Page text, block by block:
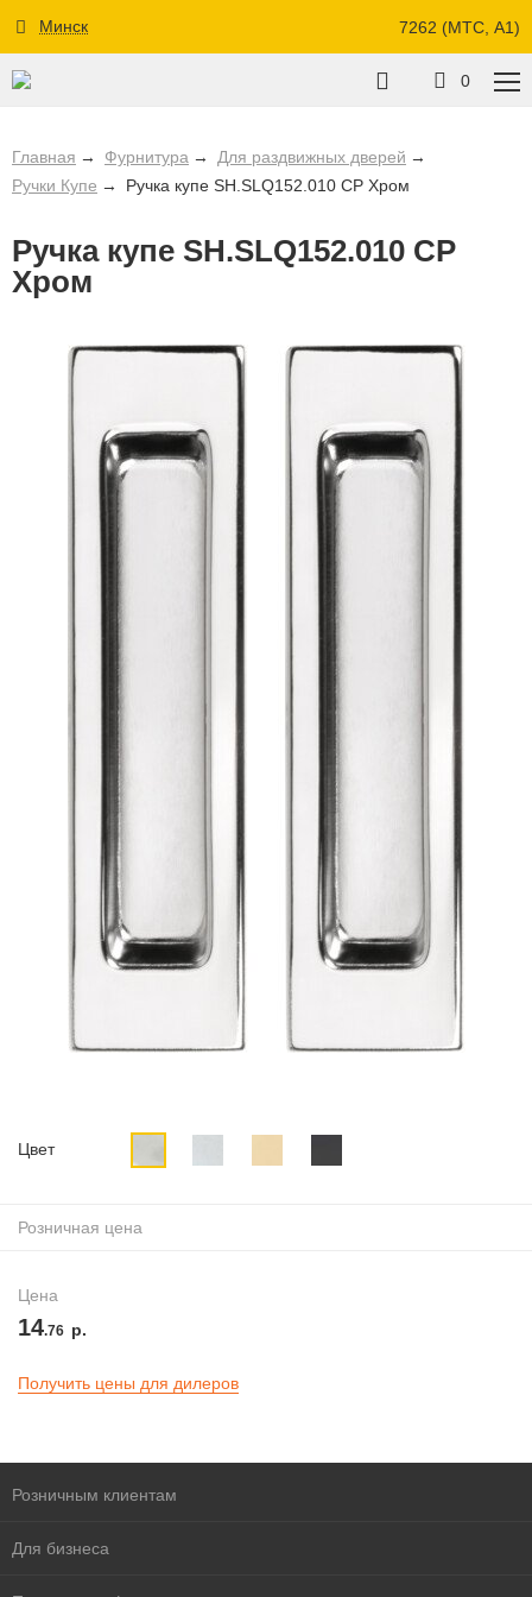
Минск 7262 (МТС, A1)
0
Главная Фурнитура
Для раздвижных дверей
Ручки Купе
Ручка купе SH.SLQ152.010 CP Хром
Ручка купе SH.SLQ152.010 CP
Хром
Цвет
Розничная цена
Цена
14.76 р.
Получить цены для дилеров
Розничным клиентам
Для бизнеса